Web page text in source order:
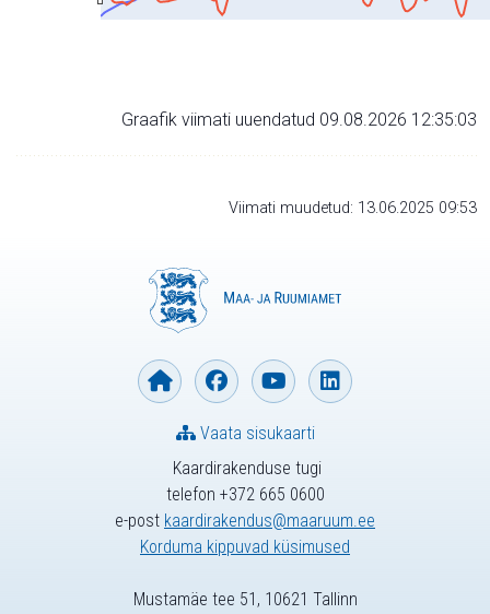
Graafik viimati uuendatud 09.08.2026 12:35:03
Viimati muudetud: 13.06.2025 09:53
Kaardirakenduse tugi
telefon +372 665 0600
e-post kaardirakendus@maaruum.ee
Korduma kippuvad küsimused
Vaata sisukaarti
Mustamäe tee 51, 10621 Tallinn